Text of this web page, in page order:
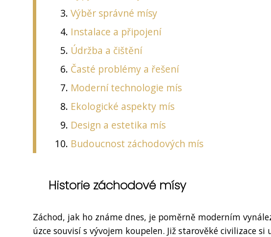
Výběr správné mísy
Instalace a připojení
Údržba a čištění
Časté problémy a řešení
Moderní technologie mís
Ekologické aspekty mís
Design a estetika mís
Budoucnost záchodových mís
Historie záchodové mísy
Záchod, jak ho známe dnes, je poměrně moderním
úzce souvisí s vývojem koupelen. Již starověké civilizace